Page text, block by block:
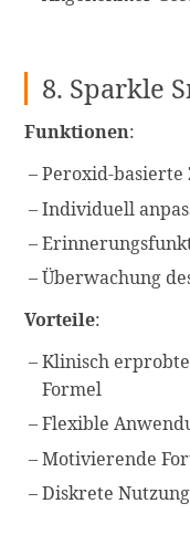
8. Sparkle
Funktionen:
Peroxid-
Individuell
Überwachung
Vorteile:
Klinisch
Formel
Flexible
Motivierende
Diskrete